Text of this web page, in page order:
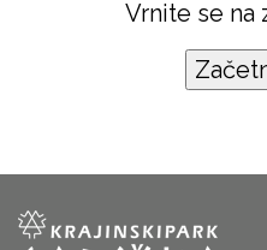
Vrnite se na